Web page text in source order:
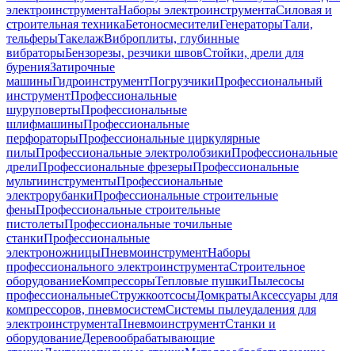
электроинструментаНаборы электроинструментаСиловая и
строительная техникаБетоносмесителиГенераторыТали,
тельферыТакелажВиброплиты, глубинные
вибраторыБензорезы, резчики швовСтойки, дрели для
буренияЗатирочные
машиныГидроинструментПогрузчикиПрофессиональный
инструментПрофессиональные
шуруповертыПрофессиональные
шлифмашиныПрофессиональные
перфораторыПрофессиональные циркулярные
пилыПрофессиональные электролобзикиПрофессиональные
дрелиПрофессиональные фрезерыПрофессиональные
мультиинструментыПрофессиональные
электрорубанкиПрофессиональные строительные
феныПрофессиональные строительные
пистолетыПрофессиональные точильные
станкиПрофессиональные
электроножницыПневмоинструментНаборы
профессионального электроинструментаСтроительное
оборудованиеКомпрессорыТепловые пушкиПылесосы
профессиональныеСтружкоотсосыДомкратыАксессуары для
компрессоров, пневмосистемСистемы пылеудаления для
электроинструментаПневмоинструментСтанки и
оборудованиеДеревообрабатывающие